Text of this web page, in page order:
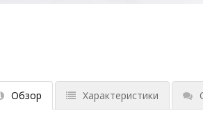
Обзор Характеристики